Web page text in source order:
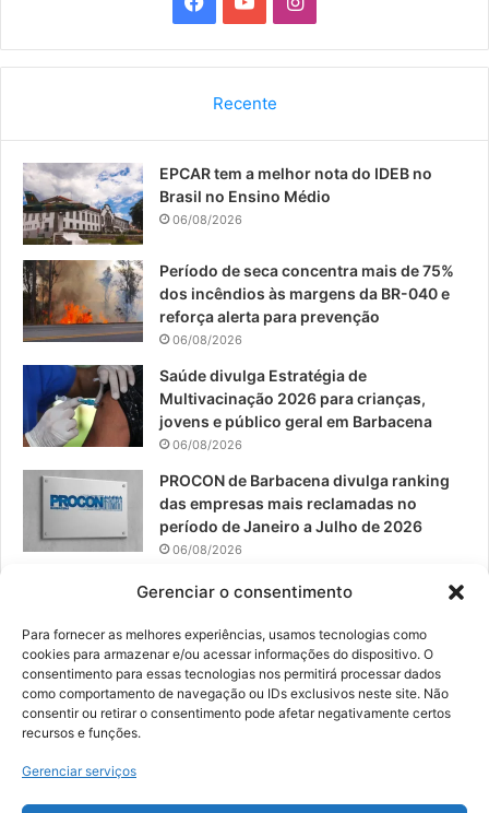
Gerenciar o consentimento
Para fornecer as melhores experiências, usamos tecnologias como
cookies para armazenar e/ou acessar informações do dispositivo. O
consentimento para essas tecnologias nos permitirá processar dados
como comportamento de navegação ou IDs exclusivos neste site. Não
consentir ou retirar o consentimento pode afetar negativamente certos
recursos e funções.
Gerenciar serviços
a
b
o
o
k
o
u
e
n
a
r
a
Recente
EPCAR tem a melhor nota do IDEB no
Brasil no Ensino Médio
06/08/2026
Período de seca concentra mais de 75%
dos incêndios às margens da BR-040 e
reforça alerta para prevenção
06/08/2026
Saúde divulga Estratégia de
Multivacinação 2026 para crianças,
jovens e público geral em Barbacena
06/08/2026
PROCON de Barbacena divulga ranking
das empresas mais reclamadas no
período de Janeiro a Julho de 2026
06/08/2026
Prefeitura convoca organizações de
Resíduos Sólidos
05/08/2026
© 2026, Todos os direitos reservados | Desenvolvido por:
Digital Business| Hospedado por:NP Publicidade